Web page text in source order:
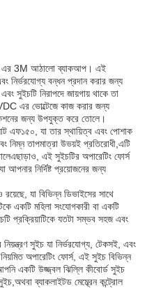
এর 3M আঠালো ব্যাকআপ। এই
নির্ভরযোগ্য বন্ধন প্রদান করার জন্য
সুইচটি নিরাপদে জায়গায় থাকে তা
এর ভোল্টেজে কাজ করার জন্য
জন্য উপযুক্ত করে তোলে।
এফ১৫০, যা তার স্থায়িত্ব এবং পোশাক
নিম্ন তাপমাত্রা উভয়ই প্রতিরোধী,এটি
এই সুইচটির অপারেটিং ফোর্স
নির্দিষ্ট প্রয়োজনের জন্য
যা বিভিন্ন ডিভাইসের সাথে
একটি মহিলা সংযোগকারী বা একটি
প্রক্রিয়াটিকে যতটা সম্ভব সহজ এবং
সুইচ যা নির্ভরযোগ্য, টেকসই, এবং
অপারেটিং ফোর্স, এই সুইচ বিভিন্ন
একটি উজ্জ্বল ঝিল্লি কীবোর্ড সুইচ
ব্যাকলাইটড মেম্ব্রেন কন্ট্রোল